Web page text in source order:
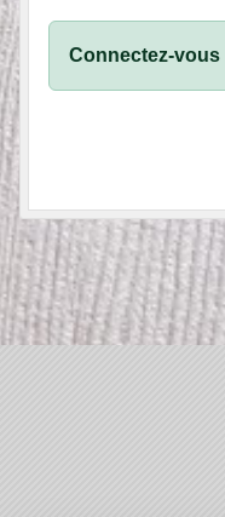
Connectez-vous